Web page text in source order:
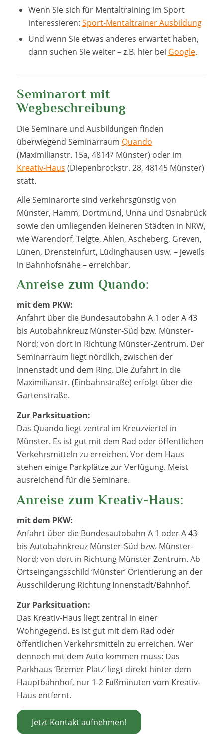
Wenn Sie sich für Mentaltraining im Sport
interessieren: Sport-Mentaltrainer Ausbildung
Und wenn Sie etwas anderes erwartet haben,
dann suchen Sie weiter – z.B. hier bei Google.
Seminarort mit
Wegbeschreibung
Die Seminare und Ausbildungen finden
überwiegend Seminarraum Quando
(Maximilianstr. 15a, 48147 Münster) oder im
Kreativ-Haus (Diepenbrockstr. 28, 48145 Münster)
statt.
Alle Seminarorte sind verkehrsgünstig von
Münster, Hamm, Dortmund, Unna und Osnabrück
sowie den umliegenden kleineren Städten in NRW,
wie Warendorf, Telgte, Ahlen, Ascheberg, Greven,
Lünen, Drensteinfurt, Lüdinghausen usw. – jeweils
in Bahnhofsnähe – erreichbar.
Anreise zum Quando:
mit dem PKW:
Anfahrt über die Bundesautobahn A 1 oder A 43
bis Autobahnkreuz Münster-Süd bzw. Münster-
Nord; von dort in Richtung Münster-Zentrum. Der
Seminarraum liegt nördlich, zwischen der
Innenstadt und dem Ring. Die Zufahrt in die
Maximilianstr. (Einbahnstraße) erfolgt über die
Gartenstraße.
Zur Parksituation:
Das Quando liegt zentral im Kreuzviertel in
Münster. Es ist gut mit dem Rad oder öffentlichen
Verkehrsmitteln zu erreichen. Vor dem Haus
stehen einige Parkplätze zur Verfügung. Meist
ausreichend für die Seminare.
Anreise zum Kreativ-Haus:
mit dem PKW:
Anfahrt über die Bundesautobahn A 1 oder A 43
bis Autobahnkreuz Münster-Süd bzw. Münster-
Nord; von dort in Richtung Münster-Zentrum. Ab
Ortseingangsschild ‘Münster’ Orientierung an der
Ausschilderung Richtung Innenstadt/Bahnhof.
Zur Parksituation:
Das Kreativ-Haus liegt zentral in einer
Wohngegend. Es ist gut mit dem Rad oder
öffentlichen Verkehrsmitteln zu erreichen. Wer
dennoch mit dem Auto kommen muss: Das
Parkhaus ‘Bremer Platz’ liegt direkt hinter dem
Hauptbahnhof, nur 1-2 Fußminuten vom Kreativ-
Haus entfernt.
Jetzt Kontakt aufnehmen!